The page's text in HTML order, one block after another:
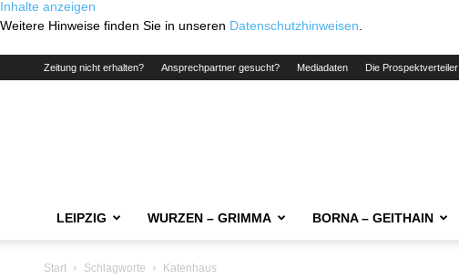
Inhalte anzeigen
Weitere Hinweise finden Sie in unseren Datenschutzhinweisen
Zeitung nicht erhalten? Ansprechpartner gesucht? Mediadaten Die Prospektverteiler
LEIPZIG WURZEN – GRIMMA BORNA – GEITHAIN
Start Schlagworte Katenhaus